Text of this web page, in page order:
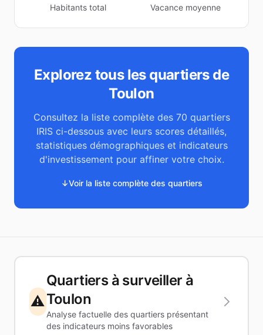
Habitants total Vacance moyenne
Explorez tous les quartiers de
Toulon
Consultez la liste complète des 70 quartiers
IRIS ci-dessous avec leurs scores détaillés,
statistiques démographiques et indicateurs
d'investissement pour affiner votre choix.
↓Voir la liste complète des quartiers
⚠️
Quartiers à surveiller à
Toulon
Analyse factuelle des quartiers présentant
des indicateurs moins favorables